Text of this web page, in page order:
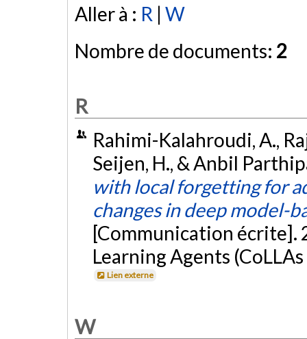
Aller à : R | W
Nombre de documents: 2
R
Rahimi-Kalahroudi, A.,
Seijen, H., & Anbil
with local forgetting for
changes in deep model-
[Communication écrite].
Learning Agents
Lien externe
W